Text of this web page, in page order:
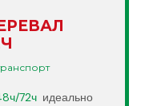
72чидеально